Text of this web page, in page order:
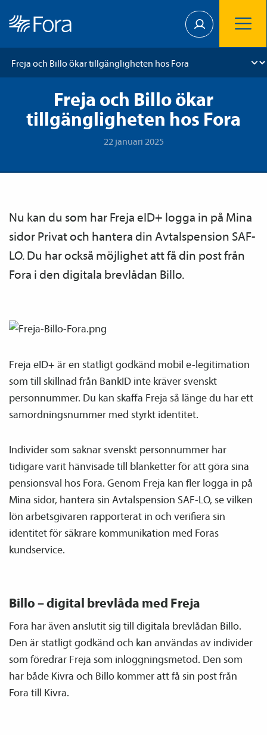
Freja och Billo ökar
tillgängligheten hos Fora
22 januari 2025
Nu kan du som har Freja eID+ logga in på Mina
sidor Privat och hantera din Avtals­pension SAF-
LO. Du har också möjlighet att få din post från
Fora i den digitala brevlådan Billo.
Freja eID+ är en statligt godkänd mobil e-legitimation
som till skillnad från BankID inte kräver svenskt
personnummer. Du kan skaffa Freja så länge du har ett
samordnings­nummer med styrkt identitet.
Individer som saknar svenskt personnummer har
tidigare varit hänvisade till blanketter för att göra sina
pensions­val hos Fora. Genom Freja kan fler logga in på
Mina sidor, hantera sin Avtals­pension SAF-LO, se vilken
lön arbetsgivaren rapporterat in och verifiera sin
identitet för säkrare kommunikation med Foras
kundservice.
Billo – digital brevlåda med Freja
Fora har även anslutit sig till digitala brevlådan Billo.
Den är statligt godkänd och kan användas av individer
som föredrar Freja som inloggningsmetod. Den som
har både Kivra och Billo kommer att få sin post från
Fora till Kivra.